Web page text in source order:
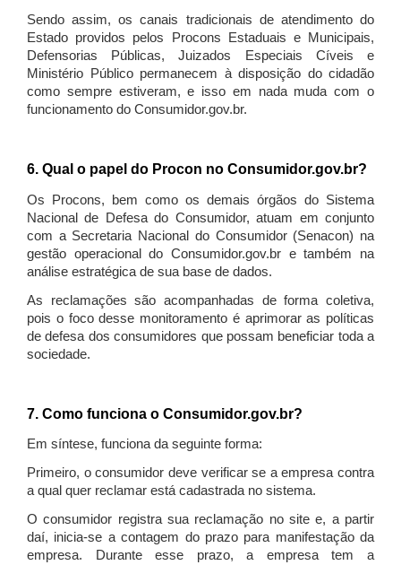
Sendo assim, os canais tradicionais de atendimento do
Estado providos pelos Procons Estaduais e Municipais,
Defensorias Públicas, Juizados Especiais Cíveis e
Ministério Público permanecem à disposição do cidadão
como sempre estiveram, e isso em nada muda com o
funcionamento do Consumidor.gov.br.
6. Qual o papel do Procon no Consumidor.gov.br?
Os Procons, bem como os demais órgãos do Sistema
Nacional de Defesa do Consumidor, atuam em conjunto
com a Secretaria Nacional do Consumidor (Senacon) na
gestão operacional do Consumidor.gov.br e também na
análise estratégica de sua base de dados.
As reclamações são acompanhadas de forma coletiva,
pois o foco desse monitoramento é aprimorar as políticas
de defesa dos consumidores que possam beneficiar toda a
sociedade.
7. Como funciona o Consumidor.gov.br?
Em síntese, funciona da seguinte forma:
Primeiro, o consumidor deve verificar se a empresa contra
a qual quer reclamar está cadastrada no sistema.
O consumidor registra sua reclamação no site e, a partir
daí, inicia-se a contagem do prazo para manifestação da
empresa. Durante esse prazo, a empresa tem a